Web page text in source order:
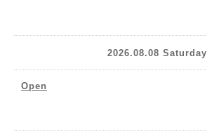
2026.08.08 Saturday
Open